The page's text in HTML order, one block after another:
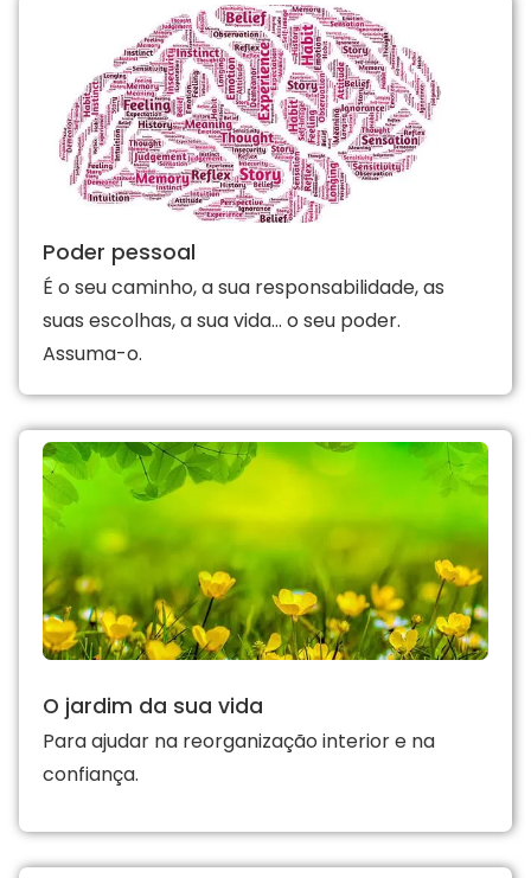
Poder pessoal
É o seu caminho, a sua responsabilidade, as
suas escolhas, a sua vida… o seu poder.
Assuma-o.
O jardim da sua vida
Para ajudar na reorganização interior e na
confiança.